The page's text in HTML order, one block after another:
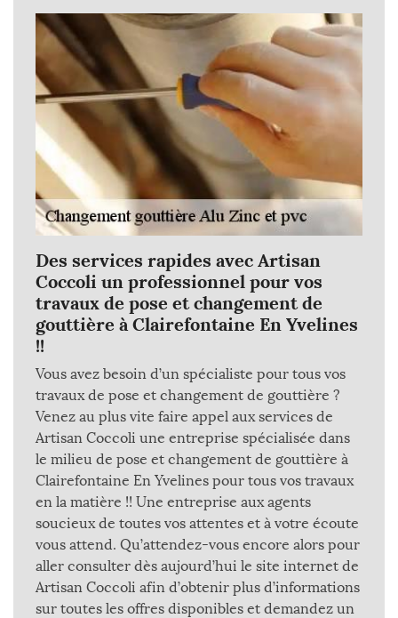
Des services rapides avec Artisan
Coccoli un professionnel pour vos
travaux de pose et changement de
gouttière à Clairefontaine En Yvelines
!!
Vous avez besoin d’un spécialiste pour tous vos
travaux de pose et changement de gouttière ?
Venez au plus vite faire appel aux services de
Artisan Coccoli une entreprise spécialisée dans
le milieu de pose et changement de gouttière à
Clairefontaine En Yvelines pour tous vos travaux
en la matière !! Une entreprise aux agents
soucieux de toutes vos attentes et à votre écoute
vous attend. Qu’attendez-vous encore alors pour
aller consulter dès aujourd’hui le site internet de
Artisan Coccoli afin d’obtenir plus d’informations
sur toutes les offres disponibles et demandez un